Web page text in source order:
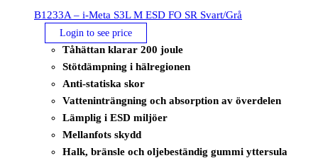
B1233A – i-Meta S3L M ESD FO SR Svart/Grå
Login to see price
Tåhättan klarar 200 joule
Stötdämpning i hälregionen
Anti-statiska skor
Vatteninträngning och absorption av överdelen
Lämplig i ESD miljöer
Mellanfots skydd
Halk, bränsle och oljebeständig gummi yttersula